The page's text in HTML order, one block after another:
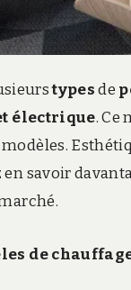
typesde
électrique. Ce
savoir
de